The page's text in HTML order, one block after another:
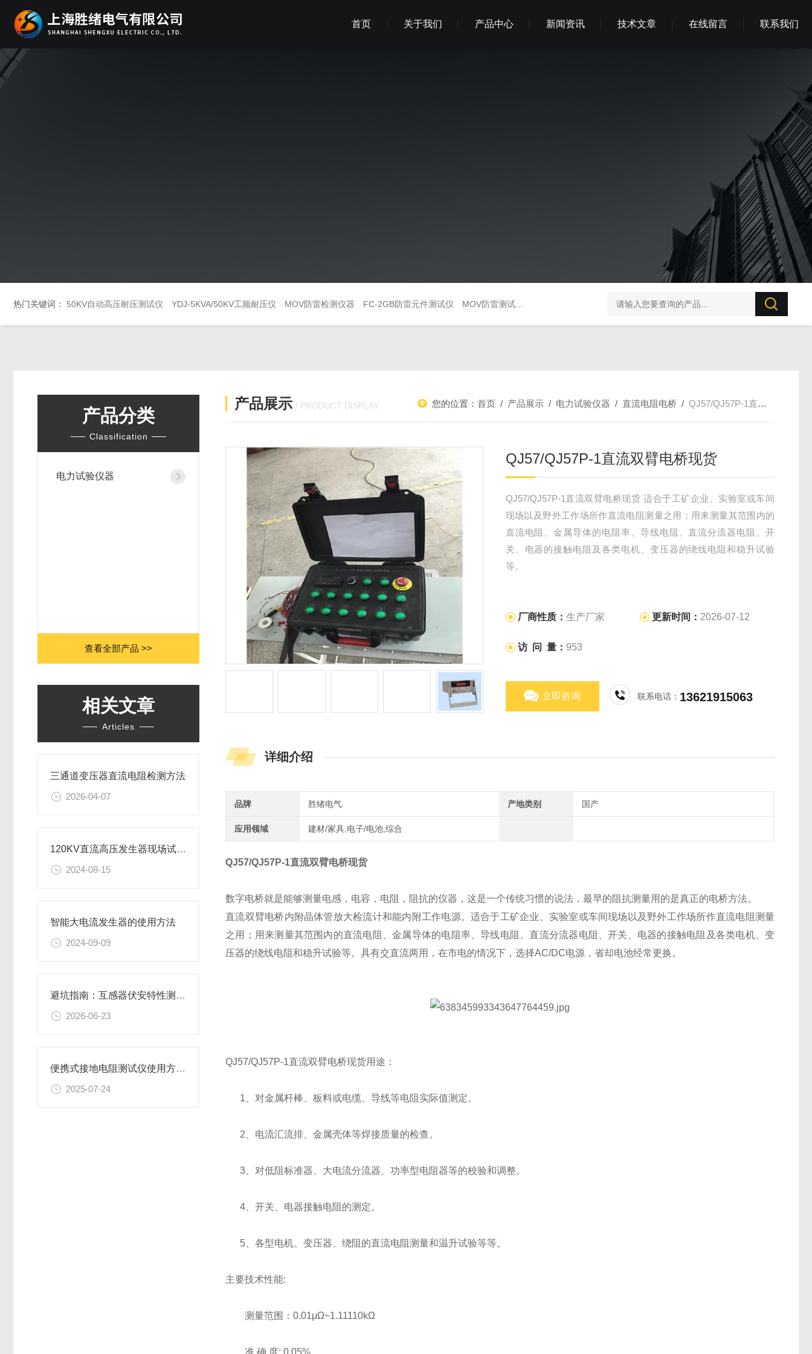
首页 关于我们 产品中心 新闻资讯 技术文章 在线留言 联系我们
热门关键词： 50KV自动高压耐压测试仪 YDJ-5KVA/50KV工频耐压仪 MOV防雷检测仪器 FC-2GB防雷元件测试仪 MOV防雷测试仪 避雷器巡检仪 UT506B 防雷元件测试仪
产品分类
Classification
电力试验仪器
查看全部产品 >>
相关文章
Articles
三通道变压器直流电阻检测方法
2026-04-07
120KV直流高压发生器现场试验操作方法
2024-08-15
智能大电流发生器的使用方法
2024-09-09
避坑指南：互感器伏安特性测试仪怎么选择？认准上海胜绪
2026-06-23
便携式接地电阻测试仪使用方法有哪些？
2025-07-24
产品展示 / PRODUCT DISPLAY 您的位置：首页 / 产品展示 / 电力试验仪器 /直流电阻电桥 /QJ57/QJ57P-1直流双臂电桥现货
QJ57/QJ57P-1直流双臂电桥现货
QJ57/QJ57P-1直流双臂电桥现货 适合于工矿企业、实验室或车间
现场以及野外工作场所作直流电阻测量之用；用来测量其范围内的
直流电阻、金属导体的电阻率、导线电阻、直流分流器电阻、开
关、电器的接触电阻及各类电机、变压器的绕线电阻和稳升试验
等。
厂商性质： 生产厂家 更新时间： 2026-07-12
访 问 量： 953
立即咨询 联系电话： 13621915063
详细介绍
品牌 胜绪电气 产地类别 国产
应用领域 建材/家具,电子/电池,综合
QJ57/QJ57P-1直流双臂电桥现货
数字电桥就是能够测量电感，电容，电阻，阻抗的仪器，这是一个传统习惯的说法，最早的阻抗测量用的是真正的电桥方法。
直流双臂电桥内附晶体管放大检流计和能内附工作电源。适合于工矿企业、实验室或车间现场以及野外工作场所作直流电阻测量
之用；用来测量其范围内的直流电阻、金属导体的电阻率、导线电阻、直流分流器电阻、开关、电器的接触电阻及各类电机、变
压器的绕线电阻和稳升试验等。具有交直流两用，在市电的情况下，选择AC/DC电源，省却电池经常更换。
QJ57/QJ57P-1直流双臂电桥现货用途：
1、对金属杆棒、板料或电缆、导线等电阻实际值测定。
2、电流汇流排、金属壳体等焊接质量的检查。
3、对低阻标准器、大电流分流器、功率型电阻器等的校验和调整。
4、开关、电器接触电阻的测定。
5、各型电机、变压器、绕阻的直流电阻测量和温升试验等等。
主要技术性能:
测量范围：0.01μΩ~1.11110kΩ
准 确 度: 0.05%